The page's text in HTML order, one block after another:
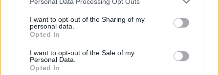
I want to opt-out of the Sharing of my
personal data.
Opted In
I want to opt-out of the Sale of my
Personal Data.
Opted In